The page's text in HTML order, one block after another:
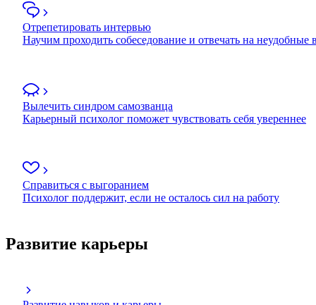
Отрепетировать интервью
Научим проходить собеседование и отвечать на неудобные
Вылечить синдром самозванца
Карьерный психолог поможет чувствовать себя увереннее
Справиться с выгоранием
Психолог поддержит, если не осталось сил на работу
Развитие карьеры